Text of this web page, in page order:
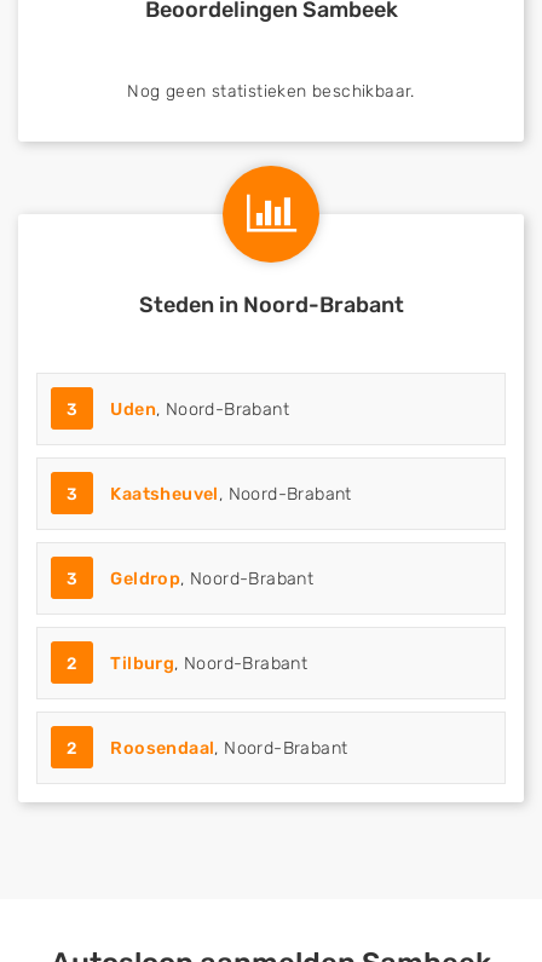
Beoordelingen Sambeek
Nog geen statistieken beschikbaar.
Steden in Noord-Brabant
3 Uden, Noord-Brabant
3 Kaatsheuvel, Noord-Brabant
3 Geldrop, Noord-Brabant
2 Tilburg, Noord-Brabant
2 Roosendaal, Noord-Brabant